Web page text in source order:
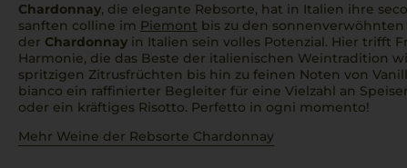
Chardonnay, die elegante Rebsorte, hat in Italien ihre
sanften colline im Piemont bis zu den
der Chardonnay in Italien sein volles Potenzial. Hier trifft
Harmonie, die das Beste der italienischen Weintradition
spritzigen Zitrusfrüchten bis hin zu feinen Noten von
bianco ein raffinierter Begleiter für eine Vielzahl an
oder ein kräftiges Risotto. Perfetto in ogni momento!
Mehr Weine der Rebsorte Chardonnay